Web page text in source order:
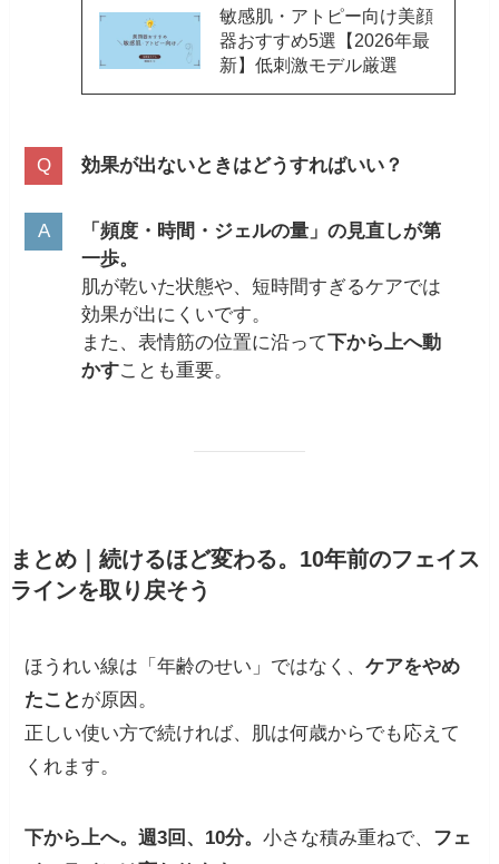
敏感肌・アトピー向け美顔
器おすすめ5選【2026年最
新】低刺激モデル厳選
効果が出ないときはどうすればいい？
「頻度・時間・ジェルの量」の見直しが第
一歩。
肌が乾いた状態や、短時間すぎるケアでは
効果が出にくいです。
また、表情筋の位置に沿って下から上へ動
かすことも重要。
まとめ｜続けるほど変わる。10年前のフェイス
ラインを取り戻そう
ほうれい線は「年齢のせい」ではなく、ケアをやめ
たこと が原因。
正しい使い方で続ければ、肌は何歳からでも応えて
くれます。
下から上へ。週3回、10分。小さな積み重ねで、 フェ